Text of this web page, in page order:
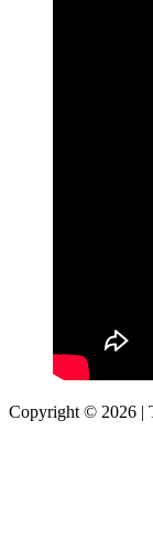
Copyright © 2026 |